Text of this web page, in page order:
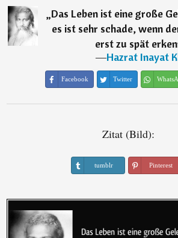
„Das Leben ist eine große
es ist sehr schade, wenn
erst zu spät
―Hazrat Inayat
Facebook Twitter
Zitat (Bild):
tumblr Pinterest